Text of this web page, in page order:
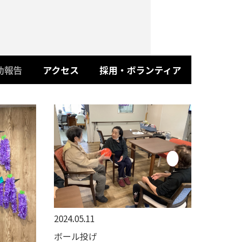
報告 アクセス 採用・ボランティア
2024.05.11
ボール投げ